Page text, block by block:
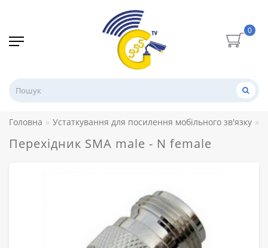
0
Головна Устаткування для посилення мобільного зв'язку
Перехідник SMA male - N female